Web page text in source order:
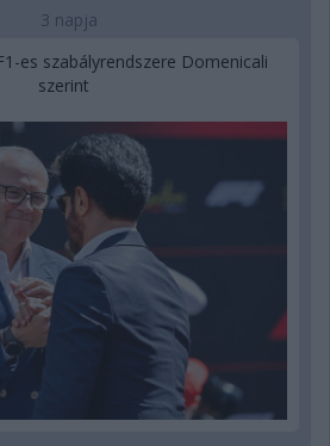
3 napja
es szabályrendszere Domenicali
szerint